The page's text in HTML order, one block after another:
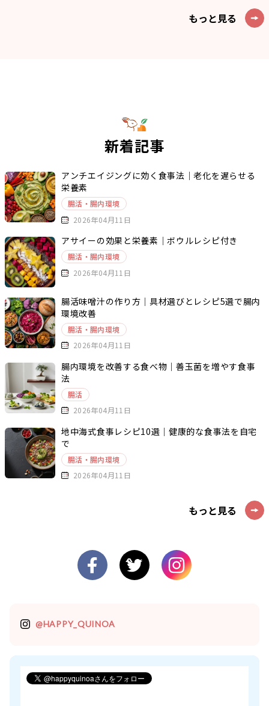
もっと見る
新着記事
アンチエイジングに効く食事法｜老化を遅らせる
栄養素
腸活・腸内環境
2026年04月11日
アサイーの効果と栄養素｜ボウルレシピ付き
腸活・腸内環境
2026年04月11日
腸活味噌汁の作り方｜具材選びとレシピ5選で腸内
環境改善
腸活・腸内環境
2026年04月11日
腸内環境を改善する食べ物｜善玉菌を増やす食事
法
腸活
2026年04月11日
地中海式食事レシピ10選｜健康的な食事法を自宅
で
腸活・腸内環境
2026年04月11日
もっと見る
@HAPPY_QUINOA